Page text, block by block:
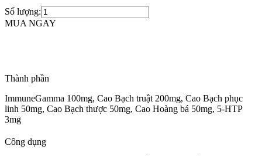
Số lượng:
MUA NGAY
Thành phần
ImmuneGamma 100mg, Cao Bạch truật 200mg, Cao Bạch phục
linh 50mg, Cao Bạch thược 50mg, Cao Hoàng bá 50mg, 5-HTP
3mg
Công dụng